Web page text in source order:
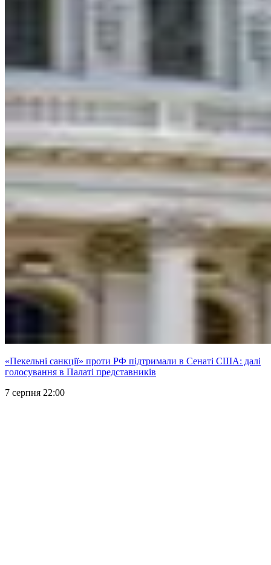
«Пекельні санкції» проти РФ підтримали в Сенаті США: далі
голосування в Палаті представників
7 серпня 22:00